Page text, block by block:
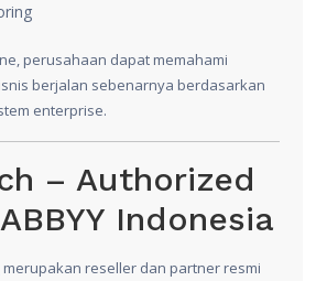
perusahaan dapat memahami
berjalan sebenarnya berdasarkan
enterprise.
– Authorized
Indonesia
merupakan reseller dan partner resmi